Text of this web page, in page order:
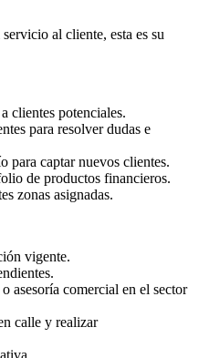
al cliente, esta es su
clientes potenciales.
para resolver dudas e
para captar nuevos clientes.
de productos financieros.
zonas asignadas.
vigente.
asesoría comercial en el sector
calle y realizar